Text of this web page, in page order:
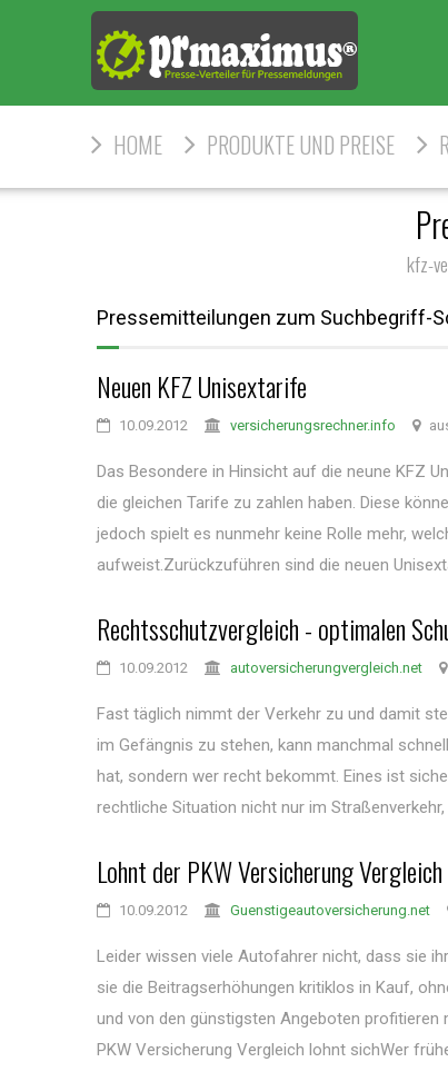
HOME PRODUKTE UND PREISE
kfz-
Pressemitteilungen zum Suchbegriff-
Neuen KFZ Unisextarife
10.09.2012 versicherungsrechner.info
Das Besondere in Hinsicht auf die neune KFZ
die gleichen Tarife zu zahlen haben. Diese
jedoch spielt es nunmehr keine Rolle mehr,
aufweist.Zurückzuführen sind die neuen
Rechtsschutzvergleich - optimalen
10.09.2012 autoversicherungvergleich.net
Fast täglich nimmt der Verkehr zu und damit
im Gefängnis zu stehen, kann manchmal
hat, sondern wer recht bekommt. Eines ist
rechtliche Situation nicht nur im Straßenverkehr,
Lohnt der PKW Versicherung Vergleich
10.09.2012 Guenstigeautoversicherung.net
Leider wissen viele Autofahrer nicht, dass sie
sie die Beitragserhöhungen kritiklos in Kauf,
und von den günstigsten Angeboten profitieren
PKW Versicherung Vergleich lohnt sichWer